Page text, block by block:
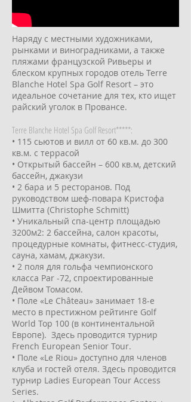
Наряду с местными художниками,
рынками и виноградниками, а также
пляжами французской Ривьеры и
блеском крупных городов отель Terre
Blanche Hotel Spa Golf Resort – это
идеальное сочетание для тех, кто ищет
райский уголок в Провансе.
Terre Blanche Hotel Spa Golf Resort*****:
• 115 сьютов и вилл от 60 кв.м. до 300
кв.м. с террасой
• Открытый бассейн – 600 кв.м, детский
бассейн, джакузи
• 2 бара и 5 ресторанов. Под
руководством шеф-повара Кристофа
Шмитта (Christophe Schmitt)
• Уникальный спа-центр площадью
3200м2: 2 бассейна, салон красоты,
процедурные комнаты, фитнесс-студия,
сауна, хамам, джакузи.
• 2 поля для гольфа чемпионского
класса Par -72, спроектированные
Дейвом Томасом.
• Поле «Le Château» занимает 18-е
место в престижном рейтинге Golf
World Top 100 (в континентальной
Европе). Здесь проводится турнир
French European Senior Tour.
• Поле «Le Riou» доступно для членов
клуба и гостей отеля. Здесь проводится
турнир Ladies European Tour Access
Series.